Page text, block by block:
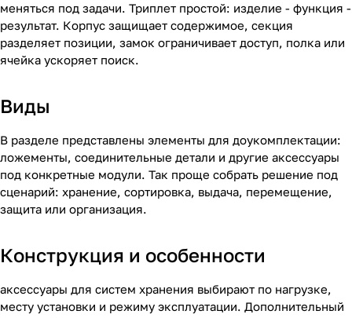
меняться под задачи. Триплет простой: изделие - функция -
результат. Корпус защищает содержимое, секция
разделяет позиции, замок ограничивает доступ, полка или
ячейка ускоряет поиск.
Виды
В разделе представлены элементы для доукомплектации:
ложементы, соединительные детали и другие аксессуары
под конкретные модули. Так проще собрать решение под
сценарий: хранение, сортировка, выдача, перемещение,
защита или организация.
Конструкция и особенности
аксессуары для систем хранения выбирают по нагрузке,
месту установки и режиму эксплуатации. Дополнительный